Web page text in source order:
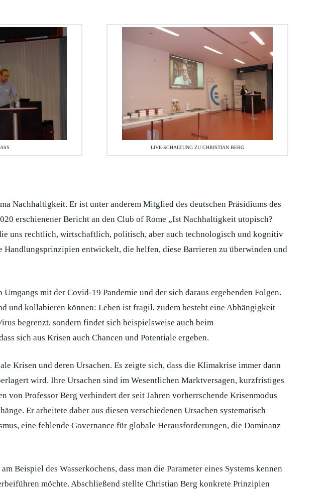
LIVE-SCHALTUNG ZU CHRISTIAN BERG
Nachhaltigkeit. Er ist unter anderem Mitglied des deutschen Präsidiums des
erschienener Bericht an den Club of Rome „Ist Nachhaltigkeit utopisch?
uns rechtlich, wirtschaftlich, politisch, aber auch technologisch und kognitiv
entwickelt, die helfen, diese Barrieren zu überwinden und
mit der Covid-19 Pandemie und der sich daraus ergebenden Folgen.
und kollabieren können: Leben ist fragil, zudem besteht eine Abhängigkeit
begrenzt, sondern findet sich beispielsweise auch beim
sich aus Krisen auch Chancen und Potentiale ergeben.
Krisen und deren Ursachen. Es zeigte sich, dass die Klimakrise immer dann
wird. Ihre Ursachen sind im Wesentlichen Marktversagen, kurzfristiges
von Professor Berg verhindert der seit Jahren vorherrschende Krisenmodus
Er arbeitete daher aus diesen verschiedenen Ursachen systematisch
eine fehlende Governance für globale Herausforderungen, die Dominanz
Beispiel des Wasserkochens, dass man die Parameter eines Systems kennen
möchte. Abschließend stellte Christian Berg konkrete Prinzipien